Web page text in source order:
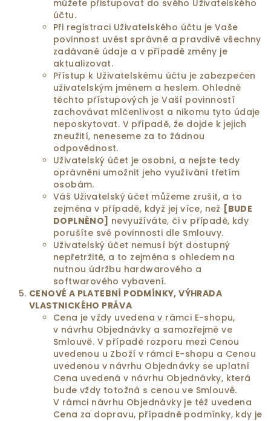
můžete přistupovat do svého Uživatelského
účtu.
Při registraci Uživatelského účtu je Vaše
povinnost uvést správně a pravdivě všechny
zadávané údaje a v případě změny je
aktualizovat.
Přístup k Uživatelskému účtu je zabezpečen
uživatelským jménem a heslem. Ohledně
těchto přístupových je Vaší povinností
zachovávat mlčenlivost a nikomu tyto údaje
neposkytovat. V případě, že dojde k jejich
zneužití, neneseme za to žádnou
odpovědnost.
Uživatelský účet je osobní, a nejste tedy
oprávněni umožnit jeho využívání třetím
osobám.
Váš Uživatelský účet můžeme zrušit, a to
zejména v případě, když jej více, než [BUDE
DOPLNĚNO] nevyužíváte, či v případě, kdy
porušíte své povinnosti dle Smlouvy.
Uživatelský účet nemusí být dostupný
nepřetržitě, a to zejména s ohledem na
nutnou údržbu hardwarového a
softwarového vybavení.
CENOVÉ A PLATEBNÍ PODMÍNKY, VÝHRADA
VLASTNICKÉHO PRÁVA
Cena je vždy uvedena v rámci E-shopu,
v návrhu Objednávky a samozřejmě ve
Smlouvě. V případě rozporu mezi Cenou
uvedenou u Zboží v rámci E-shopu a Cenou
uvedenou v návrhu Objednávky se uplatní
Cena uvedená v návrhu Objednávky, která
bude vždy totožná s cenou ve Smlouvě.
V rámci návrhu Objednávky je též uvedena
Cena za dopravu, případně podmínky, kdy je